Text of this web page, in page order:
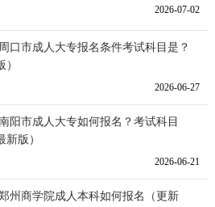
2026-07-02
口市成人大专报名条件考试科目是？
）
2026-06-27
阳市成人大专如何报名？考试科目
新版）
2026-06-21
州商学院成人本科如何报名（更新